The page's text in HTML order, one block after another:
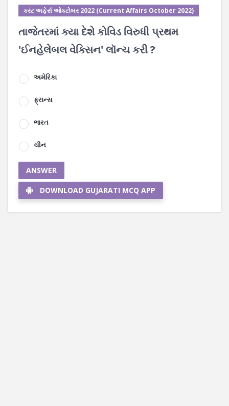
કરંટ અફેર્સ ઓક્ટોબર 2022 (Current Affairs October 2022)
તાજેતરમાં ક્યા દેશે કોવિડ વિરુધી પ્રથમ
'ઈનહેલેબલ વેક્સિન' લૉન્ચ કરી ?
અમેરિકા
ફ્રાન્સ
ભારત
ચીન
ANSWER
DOWNLOAD GUJARATI MCQ APP